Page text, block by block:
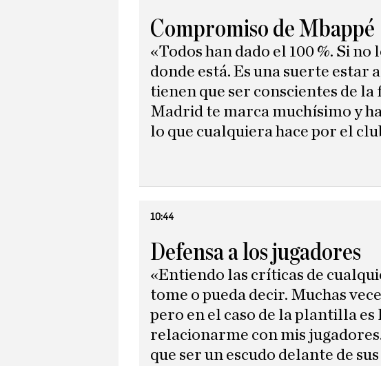
Compromiso de Mbappé
«Todos han dado el 100 %. Si
donde está. Es una suerte estar
tienen que ser conscientes de
Madrid te marca muchísimo y
lo que cualquiera hace por el
10:44
Defensa a los jugadores
«Entiendo las críticas de
tome o pueda decir. Muchas
pero en el caso de la plantilla es
relacionarme con mis
que ser un escudo delante de